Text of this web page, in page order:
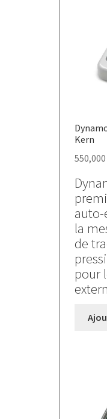
Kern
550,000
la
de
pour